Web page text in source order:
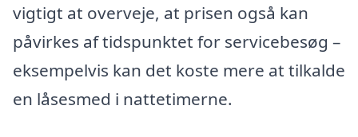
vigtigt at overveje, at prisen også kan
påvirkes af tidspunktet for servicebesøg –
eksempelvis kan det koste mere at tilkalde
en låsesmed i nattetimerne.